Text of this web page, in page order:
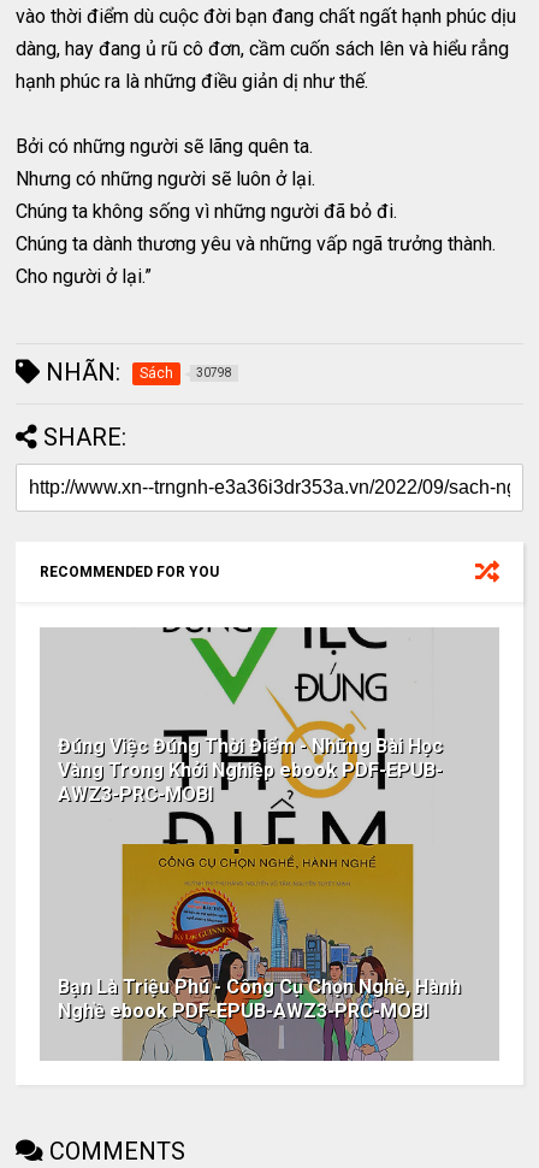
vào thời điểm dù cuộc đời bạn đang chất ngất hạnh phúc dịu
dàng, hay đang ủ rũ cô đơn, cầm cuốn sách lên và hiểu rẳng
hạnh phúc ra là những điều giản dị như thế.
Bởi có những người sẽ lãng quên ta.
Nhưng có những người sẽ luôn ở lại.
Chúng ta không sống vì những người đã bỏ đi.
Chúng ta dành thương yêu và những vấp ngã trưởng thành.
Cho người ở lại.”
NHÃN: Sách 30798
SHARE:
RECOMMENDED FOR YOU
Đúng Việc Đúng Thời Điểm - Những Bài Học
Vàng Trong Khởi Nghiệp ebook PDF-EPUB-
AWZ3-PRC-MOBI
Bạn Là Triệu Phú - Công Cụ Chọn Nghề, Hành
Nghề ebook PDF-EPUB-AWZ3-PRC-MOBI
COMMENTS